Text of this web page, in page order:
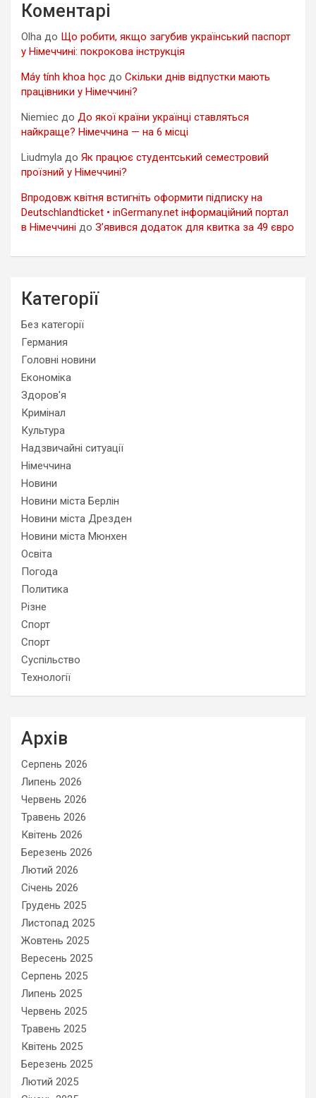
Коментарі
Olha до Що робити, якщо загубив український паспорт
у Німеччині: покрокова інструкція
Máy tính khoa học до Скільки днів відпустки мають
працівники у Німеччині?
Niemiec до До якої країни українці ставляться
найкраще? Німеччина — на 6 місці
Liudmyla до Як працює студентський семестровий
проїзний у Німеччині?
Впродовж квітня встигніть оформити підписку на
Deutschlandticket • inGermany.net інформаційний портал
в Німеччині до З’явився додаток для квитка за 49 євро
Категорії
Без категорії
Германия
Головні новини
Економіка
Здоров'я
Кримінал
Культура
Надзвичайні ситуації
Німеччина
Новини
Новини міста Берлін
Новини міста Дрезден
Новини міста Мюнхен
Освіта
Погода
Политика
Різне
Спорт
Спорт
Суспільство
Технології
Архів
Серпень 2026
Липень 2026
Червень 2026
Травень 2026
Квітень 2026
Березень 2026
Лютий 2026
Січень 2026
Грудень 2025
Листопад 2025
Жовтень 2025
Вересень 2025
Серпень 2025
Липень 2025
Червень 2025
Травень 2025
Квітень 2025
Березень 2025
Лютий 2025